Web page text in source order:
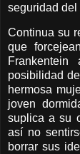
seguridad del
Continua su
que
posibilidad
hermosa
joven
suplica a su
así no
borrar sus